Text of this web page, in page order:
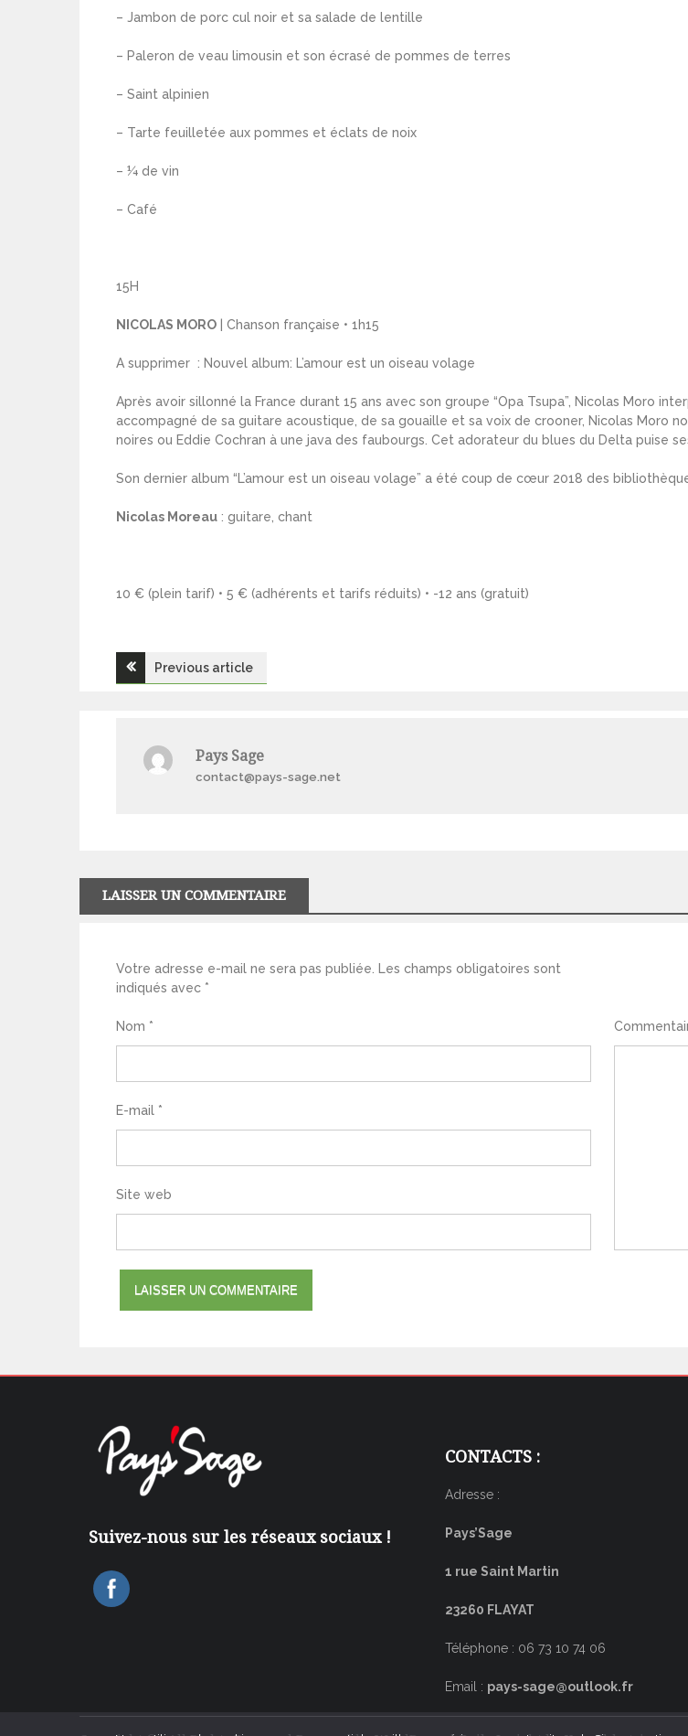
– Jambon de porc cul noir et sa salade de lentille
– Paleron de veau limousin et son écrasé de pommes de terres
– Saint alpinien
– Tarte feuilletée aux pommes et éclats de noix
– ¼ de vin
– Café
15H
NICOLAS MORO | Chanson française • 1h15
A supprimer : Nouvel album: L’amour est un oiseau volage
Après avoir sillonné la France durant 15 ans avec son groupe “Opa Tsupa”, Nicolas Moro
accompagné de sa guitare acoustique, de sa gouaille et sa voix de crooner, Nicolas Moro
noires ou Eddie Cochran à une java des faubourgs. Cet adorateur du blues du Delta puise
Son dernier album “L’amour est un oiseau volage” a été coup de cœur 2018 des
Nicolas Moreau : guitare, chant
10 € (plein tarif) • 5 € (adhérents et tarifs réduits) • -12 ans (gratuit)
Navigation
l’article
Previous article
Pays Sage
contact@pays-sage.net
LAISSER UN COMMENTAIRE
Votre adresse e-mail ne sera pas publiée.
Les champs obligatoires sont
indiqués avec *
Nom *
E-mail *
Site web
Suivez-nous sur les réseaux sociaux !
CONTACTS :
Adresse :
Pays’Sage
1 rue Saint Martin
23260 FLAYAT
Téléphone : 06 73 10 74 06
Email : pays-sage@outlook.fr